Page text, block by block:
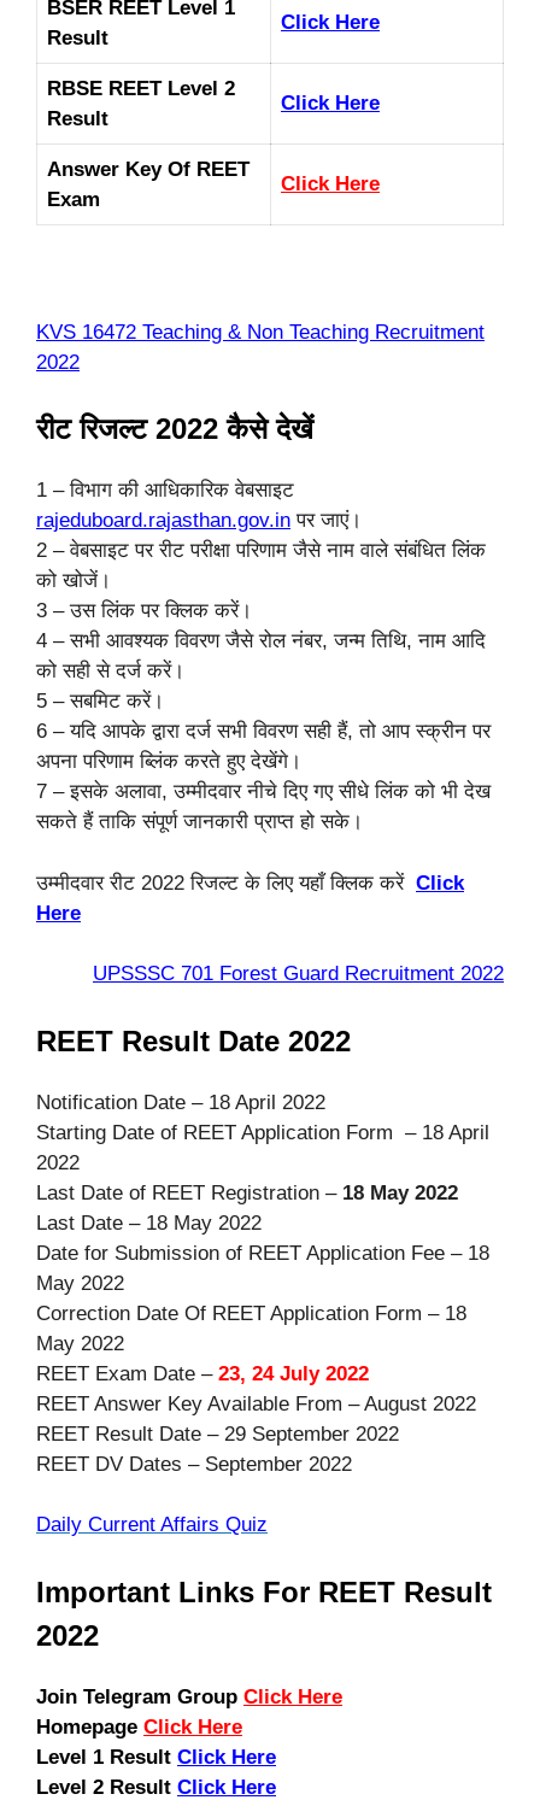
BSER REET Level 1
Result
Click Here
RBSE REET Level 2
Result
Click Here
Answer Key Of REET
Exam
Click Here
KVS 16472 Teaching & Non Teaching Recruitment
2022
रीट रिजल्ट 2022 कैसे देखें
1 – विभाग की आधिकारिक वेबसाइट
rajeduboard.rajasthan.gov.in पर जाएं।
2 – वेबसाइट पर रीट परीक्षा परिणाम जैसे नाम वाले संबंधित लिंक
को खोजें।
3 – उस लिंक पर क्लिक करें।
4 – सभी आवश्यक विवरण जैसे रोल नंबर, जन्म तिथि, नाम आदि
को सही से दर्ज करें।
5 – सबमिट करें।
6 – यदि आपके द्वारा दर्ज सभी विवरण सही हैं, तो आप स्क्रीन पर
अपना परिणाम ब्लिंक करते हुए देखेंगे।
7 – इसके अलावा, उम्मीदवार नीचे दिए गए सीधे लिंक को भी देख
सकते हैं ताकि संपूर्ण जानकारी प्राप्त हो सके।
उम्मीदवार रीट 2022 रिजल्ट के लिए यहाँ क्लिक करें Click
Here
UPSSSC 701 Forest Guard Recruitment 2022
REET Result Date 2022
Notification Date – 18 April 2022
Starting Date of REET Application Form – 18 April
2022
Last Date of REET Registration – 18 May 2022
Last Date – 18 May 2022
Date for Submission of REET Application Fee – 18
May 2022
Correction Date Of REET Application Form – 18
May 2022
REET Exam Date – 23, 24 July 2022
REET Answer Key Available From – August 2022
REET Result Date – 29 September 2022
REET DV Dates – September 2022
Daily Current Affairs Quiz
Important Links For REET Result
2022
Join Telegram Group Click Here
Homepage Click Here
Level 1 Result Click Here
Level 2 Result Click Here